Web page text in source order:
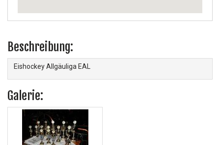
Beschreibung:
Eishockey Allgäuliga EAL
Galerie: